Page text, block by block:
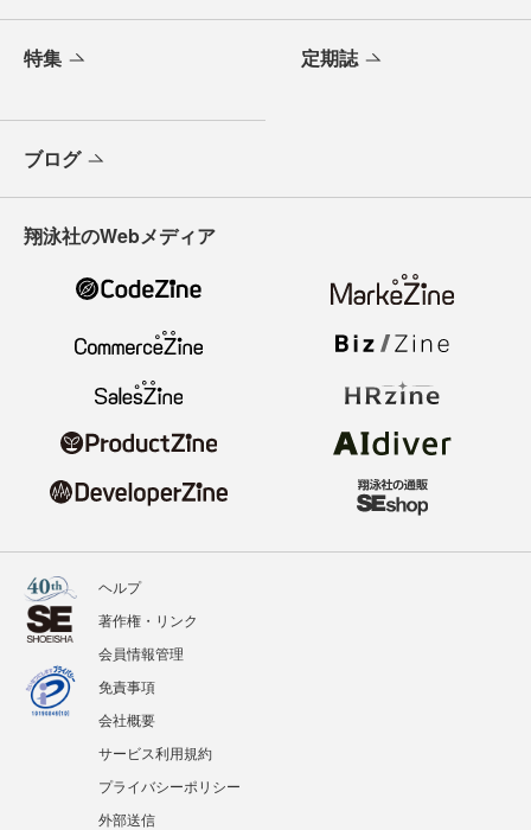
特集 定期誌
ブログ
翔泳社のWebメディア
ヘルプ
著作権・リンク
会員情報管理
免責事項
会社概要
サービス利用規約
プライバシーポリシー
外部送信